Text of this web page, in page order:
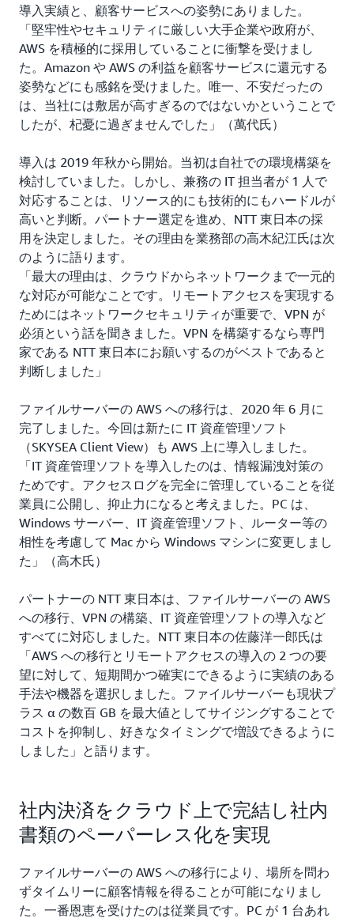
導入実績と、顧客サービスへの姿勢にありました。
「堅牢性やセキュリティに厳しい大手企業や政府が、
AWS を積極的に採用していることに衝撃を受けまし
た。Amazon や AWS の利益を顧客サービスに還元する
姿勢などにも感銘を受けました。唯一、不安だったの
は、当社には敷居が高すぎるのではないかということで
したが、杞憂に過ぎませんでした」（萬代氏）
導入は 2019 年秋から開始。当初は自社での環境構築を
検討していました。しかし、兼務の IT 担当者が 1 人で
対応することは、リソース的にも技術的にもハードルが
高いと判断。パートナー選定を進め、NTT 東日本の採
用を決定しました。その理由を業務部の高木紀江氏は次
のように語ります。
「最大の理由は、クラウドからネットワークまで一元的
な対応が可能なことです。リモートアクセスを実現する
ためにはネットワークセキュリティが重要で、VPN が
必須という話を聞きました。VPN を構築するなら専門
家である NTT 東日本にお願いするのがベストであると
判断しました」
ファイルサーバーの AWS への移行は、2020 年 6 月に
完了しました。今回は新たに IT 資産管理ソフト
（SKYSEA Client View）も AWS 上に導入しました。
「IT 資産管理ソフトを導入したのは、情報漏洩対策の
ためです。アクセスログを完全に管理していることを従
業員に公開し、抑止力になると考えました。PC は、
Windows サーバー、IT 資産管理ソフト、ルーター等の
相性を考慮して Mac から Windows マシンに変更しまし
た」（高木氏）
パートナーの NTT 東日本は、ファイルサーバーの AWS
への移行、VPN の構築、IT 資産管理ソフトの導入など
すべてに対応しました。NTT 東日本の佐藤洋一郎氏は
「AWS への移行とリモートアクセスの導入の 2 つの要
望に対して、短期間かつ確実にできるように実績のある
手法や機器を選択しました。ファイルサーバーも現状プ
ラス α の数百 GB を最大値としてサイジングすることで
コストを抑制し、好きなタイミングで増設できるように
しました」と語ります。
社内決済をクラウド上で完結し社内
書類のペーパーレス化を実現
ファイルサーバーの AWS への移行により、場所を問わ
ずタイムリーに顧客情報を得ることが可能になりまし
た。一番恩恵を受けたのは従業員です。PC が 1 台あれ